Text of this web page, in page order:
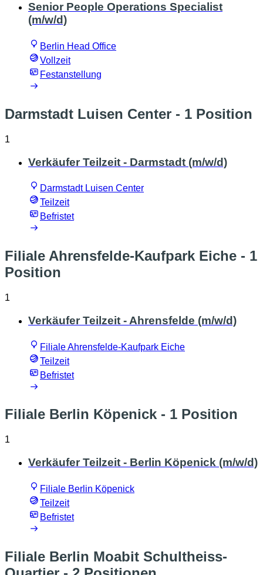
Senior People Operations Specialist
(m/w/d)
Berlin Head Office
Vollzeit
Festanstellung
Darmstadt Luisen Center - 1 Position
1
Verkäufer Teilzeit - Darmstadt (m/w/d)
Darmstadt Luisen Center
Teilzeit
Befristet
Filiale Ahrensfelde-Kaufpark Eiche - 1
Position
1
Verkäufer Teilzeit - Ahrensfelde (m/w/d)
Filiale Ahrensfelde-Kaufpark Eiche
Teilzeit
Befristet
Filiale Berlin Köpenick- 1 Position
1
Verkäufer Teilzeit - Berlin Köpenick (m/w/d)
Filiale Berlin Köpenick
Teilzeit
Befristet
Filiale Berlin Moabit Schultheiss-